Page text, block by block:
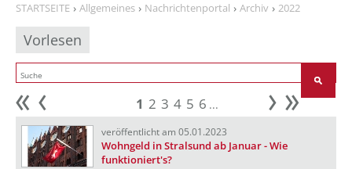
STARTSEITE Allgemeines Nachrichtenportal Archiv 2022
Vorlesen
Anfang 1 2 3 4 5 6 ... weiter
veröffentlicht am 05.01.2023
Wohngeld in Stralsund ab Januar - Wie
funktioniert's?